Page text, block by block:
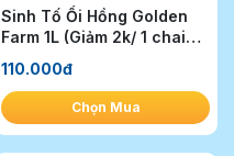
Sinh Tố Ổi Hồng Golden
Farm 1L (Giảm 2k/ 1 chai
110.000đ
Chọn Mua